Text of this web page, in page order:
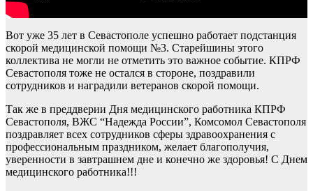
Вот уже 35 лет в Севастополе успешно работает подстанция
скорой медицинской помощи №3. Старейшины этого
коллектива не могли не отметить это важное событие. КПРФ
Севастополя тоже не остался в стороне, поздравили
сотрудников и наградили ветеранов скорой помощи.
Так же в преддверии Дня медицинского работника КПРФ
Севастополя, ВЖС “Надежда России”, Комсомол Севастополя
поздравляет всех сотрудников сферы здравоохранения с
профессиональным праздником, желает благополучия,
уверенности в завтрашнем дне и конечно же здоровья! С Днем
медицинского работника!!!